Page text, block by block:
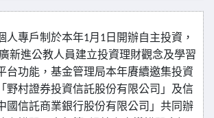
人專戶制於本年1月 1 日開辦自主投資，
廣新進公教人員建立投資理財觀念及學習
台功能，基金管理局本年賡續邀集投資
野村證券投資信託股份有限公司」及信
國信託商業銀行股份有限公司」共同辦